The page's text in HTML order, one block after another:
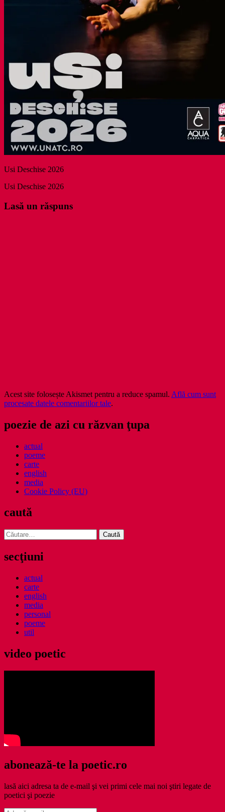
Usi Deschise 2026
Usi Deschise 2026
Lasă un răspuns
Acest site folosește Akismet pentru a reduce spamul. Află cum sunt
procesate datele comentariilor tale.
poezie de azi cu răzvan ţupa
actual
poeme
carte
english
media
Cookie Policy (EU)
caută
Caută
după:
secţiuni
actual
carte
english
media
personal
poeme
util
video poetic
abonează-te la poetic.ro
lasă aici adresa ta de e-mail şi vei primi cele mai noi ştiri legate de
poetici şi poezie